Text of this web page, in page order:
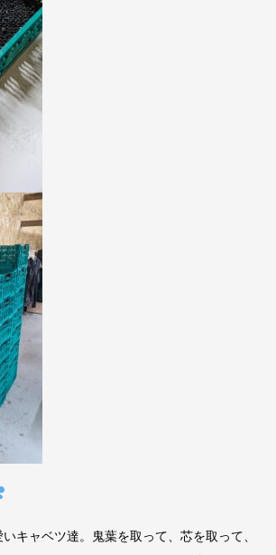
キャベツ達。鬼葉を取って、芯を取って、